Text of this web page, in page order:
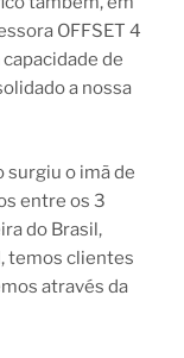
OFFSET 4
de
a nossa
o imã de
entre os 3
do Brasil,
temos clientes
através da